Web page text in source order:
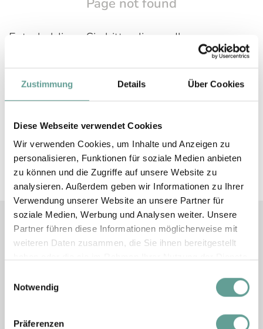
Zustimmung Details Über Cookies
Diese Webseite verwendet Cookies
Wir verwenden Cookies, um Inhalte und Anzeigen zu
personalisieren, Funktionen für soziale Medien anbieten
zu können und die Zugriffe auf unsere Website zu
analysieren. Außerdem geben wir Informationen zu Ihrer
Verwendung unserer Website an unsere Partner für
soziale Medien, Werbung und Analysen weiter. Unsere
Partner führen diese Informationen möglicherweise mit
weiteren Daten zusammen, die Sie ihnen bereitgestellt
Notwendig
Präferenzen
Entschuldigen Sie bitte, die von Ihnen
aufgerufene Seite existiert nicht (mehr). Bitte
überprüfen Sie die URL oder gehen Sie zurück
auf unsereStartseite.
ourhomepage.